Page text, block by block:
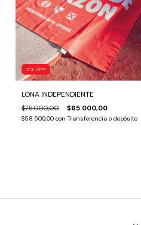
13 % OFF
LONA INDEPENDIENTE
$75.000,00 $65.000,00
$58.500,00 con Transferencia o depósito